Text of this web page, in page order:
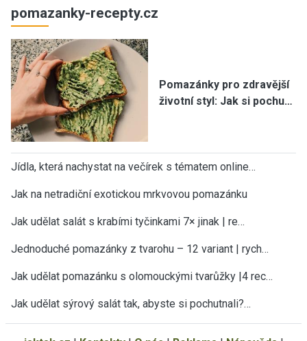
pomazanky-recepty.cz
Pomazánky pro zdravější
životní styl: Jak si pochu…
Jídla, která nachystat na večírek s tématem online…
Jak na netradiční exotickou mrkvovou pomazánku
Jak udělat salát s krabími tyčinkami 7× jinak | re…
Jednoduché pomazánky z tvarohu – 12 variant | rych…
Jak udělat pomazánku s olomouckými tvarůžky |4 rec…
Jak udělat sýrový salát tak, abyste si pochutnali?…